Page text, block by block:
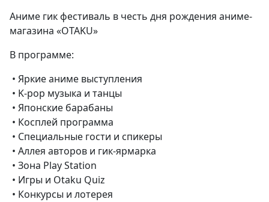
Аниме гик фестиваль в честь дня рождения аниме-
магазина «OTAKU»
В программе:
• Яркие аниме выступления
• K-pop музыка и танцы
• Японские барабаны
• Косплей программа
• Специальные гости и спикеры
• Аллея авторов и гик-ярмарка
• Зона Play Station
• Игры и Otaku Quiz
• Конкурсы и лотерея